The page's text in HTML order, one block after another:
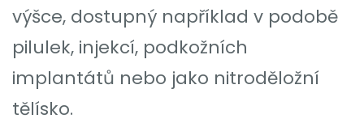
výšce, dostupný například v podobě
pilulek, injekcí, podkožních
implantátů nebo jako nitroděložní
tělísko.